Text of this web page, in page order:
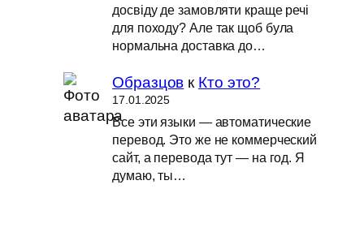
досвіду де замовляти краще речі
для походу? Але так щоб була
нормальна доставка до…
Образцов к Кто это?
17.01.2025
Все эти языки — автоматические
перевод. Это же не коммерческий
сайт, а перевода тут — на год. Я
думаю, ты…